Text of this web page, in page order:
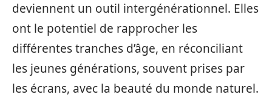
deviennent un outil intergénérationnel. Elles
ont le potentiel de rapprocher les
différentes tranches d’âge, en réconciliant
les jeunes générations, souvent prises par
les écrans, avec la beauté du monde naturel.